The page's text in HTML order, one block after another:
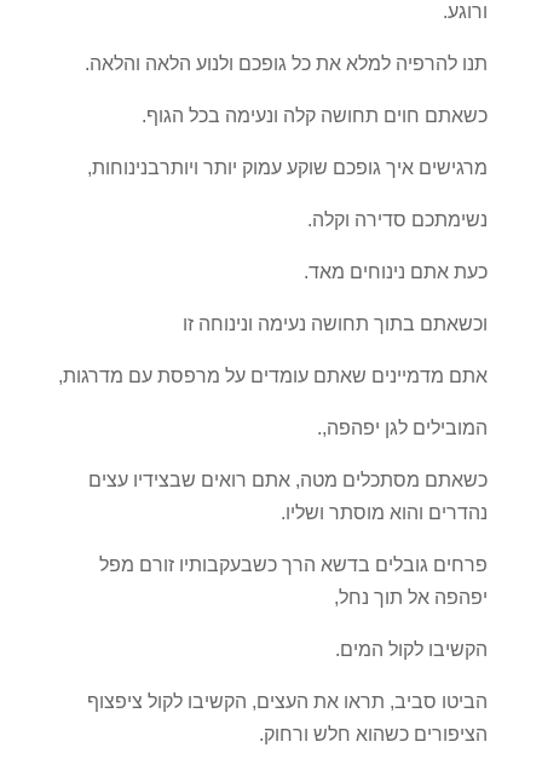
ורוגע.
תנו להרפיה למלא את כל גופכם ולנוע הלאה והלאה.
כשאתם חוים תחושה קלה ונעימה בכל הגוף.
מרגישים איך גופכם שוקע עמוק יותר ויותרבנינוחות,
נשימתכם סדירה וקלה.
כעת אתם נינוחים מאד.
וכשאתם בתוך תחושה נעימה ונינוחה זו
אתם מדמיינים שאתם עומדים על מרפסת עם מדרגות,
המובילים לגן יפהפה,.
כשאתם מסתכלים מטה, אתם רואים שבצידיו עצים
נהדרים והוא מוסתר ושליו.
פרחים גובלים בדשא הרך כשבעקבותיו זורם מפל
יפהפה אל תוך נחל,
הקשיבו לקול המים.
הביטו סביב, תראו את העצים, הקשיבו לקול ציפצוף
הציפורים כשהוא חלש ורחוק.